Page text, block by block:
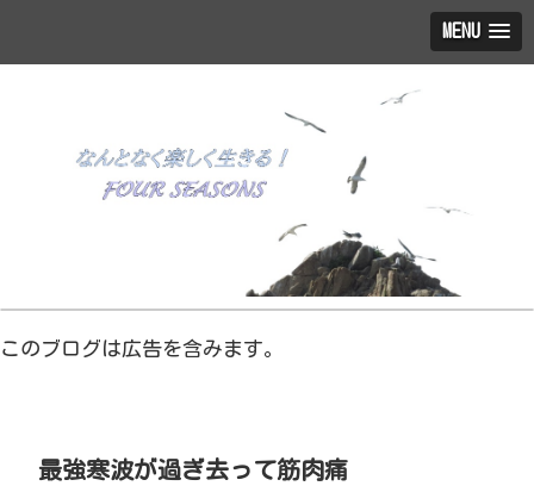
MENU
このブログは広告を含みます。
最強寒波が過ぎ去って筋肉痛